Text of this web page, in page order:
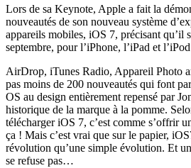
Lors de sa Keynote, Apple a fait la
nouveautés de son nouveau système
appareils mobiles, iOS 7, précisant qu’il
septembre, pour l’iPhone, l’iPad et
AirDrop, iTunes Radio, Appareil Photo
pas moins de 200 nouveautés qui font
OS au design entièrement repensé par
historique de la marque à la pomme.
télécharger iOS 7, c’est comme s’offrir
ça ! Mais c’est vrai que sur le papier,
révolution qu’une simple évolution. Et
se refuse pas…